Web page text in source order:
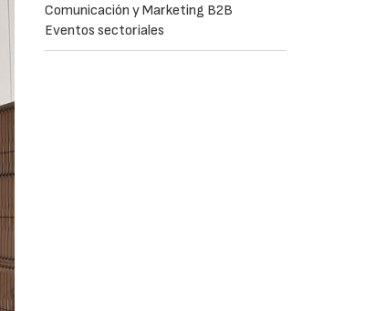
Comunicación y Marketing B2B
Eventos sectoriales